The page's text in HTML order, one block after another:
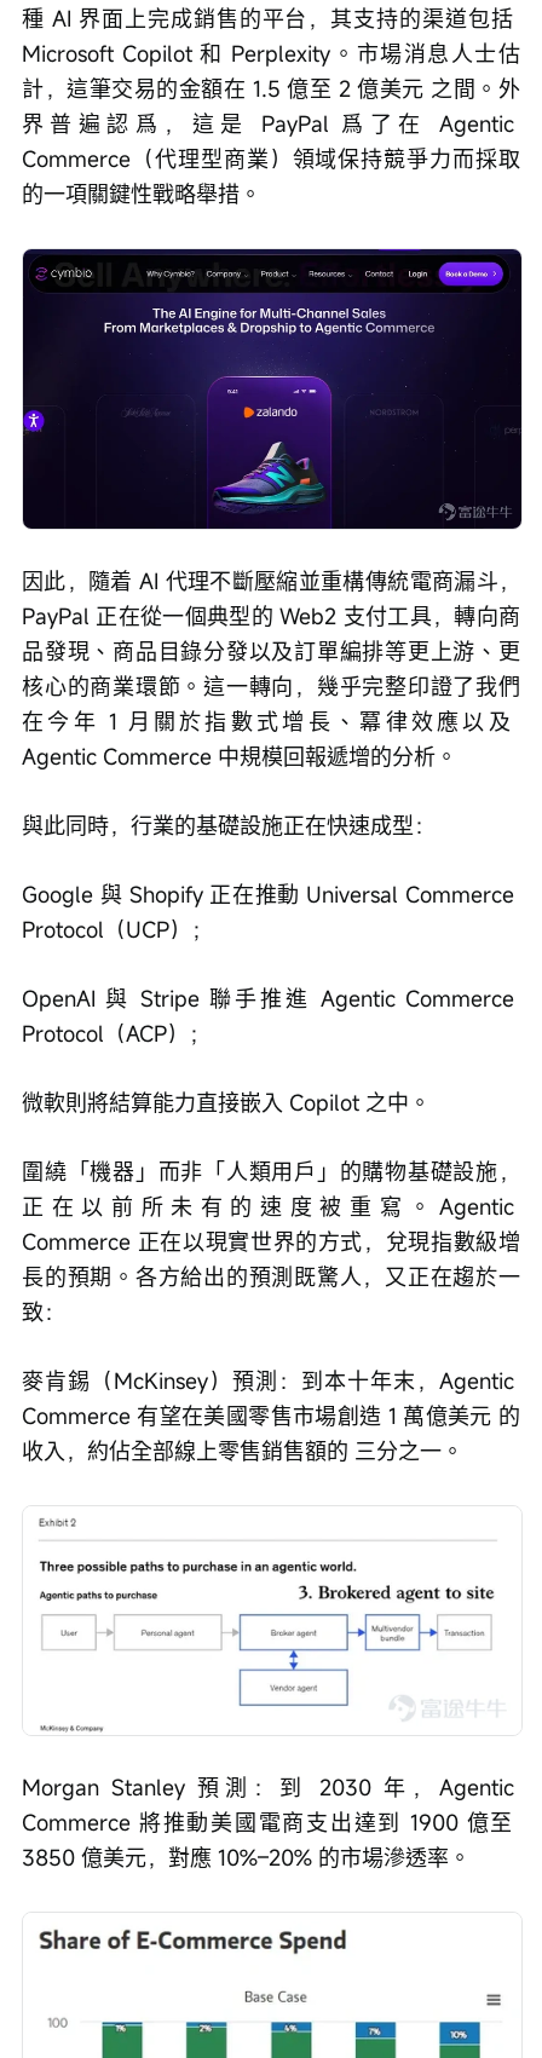
種 AI 界面上完成銷售的平台，其支持的渠道包括
Microsoft Copilot 和 Perplexity。市場消息人士估
計，這筆交易的金額在 1.5 億至 2 億美元 之間。外
界普遍認爲，這是 PayPal 爲了在 Agentic
Commerce（代理型商業）領域保持競爭力而採取
的一項關鍵性戰略舉措。
因此，隨着 AI 代理不斷壓縮並重構傳統電商漏斗，
PayPal 正在從一個典型的 Web2 支付工具，轉向商
品發現、商品目錄分發以及訂單編排等更上游、更
核心的商業環節。這一轉向，幾乎完整印證了我們
在今年 1 月關於指數式增長、冪律效應以及
Agentic Commerce 中規模回報遞增的分析。
與此同時，行業的基礎設施正在快速成型：
Google 與 Shopify 正在推動 Universal Commerce
Protocol（UCP）；
OpenAI 與 Stripe 聯手推進 Agentic Commerce
Protocol（ACP）；
微軟則將結算能力直接嵌入 Copilot 之中。
圍繞「機器」而非「人類用戶」的購物基礎設施，
正在以前所未有的速度被重寫。Agentic
Commerce 正在以現實世界的方式，兌現指數級增
長的預期。各方給出的預測既驚人，又正在趨於一
致：
麥肯錫（McKinsey）預測：到本十年末，Agentic
Commerce 有望在美國零售市場創造 1 萬億美元 的
收入，約佔全部線上零售銷售額的 三分之一。
Morgan Stanley 預測：到 2030 年，Agentic
Commerce 將推動美國電商支出達到 1900 億至
3850 億美元，對應 10%–20% 的市場滲透率。